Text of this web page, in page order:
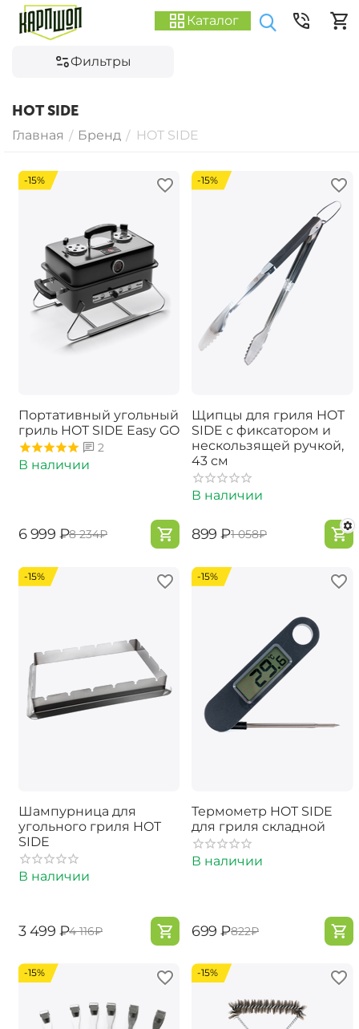
Каталог
Фильтры
HOT SIDE
Главная / Бренд / HOT SIDE
-15%
Портативный угольный
гриль HOT SIDE Easy GO
2
В наличии
‍6 999‍ ₽‍8 234‍₽
-15%
Щипцы для гриля HOT
SIDE с фиксатором и
нескользящей ручкой,
43 см
В наличии
‍899‍ ₽‍1 058‍₽
-15%
Шампурница для
угольного гриля HOT
SIDE
В наличии
‍3 499‍ ₽‍4 116‍₽
-15%
Термометр HOT SIDE
для гриля складной
В наличии
‍699‍ ₽‍822‍₽
-15% -15%